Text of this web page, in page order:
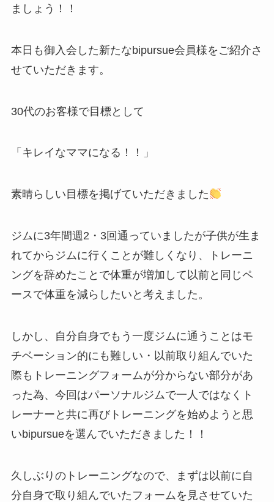
ましょう！！
本日も御入会した新たなbipursue会員様をご紹介さ
せていただきます。
30代のお客様で目標として
「キレイなママになる！！」
素晴らしい目標を掲げていただきました
ジムに3年間週2・3回通っていましたが子供が生ま
れてからジムに行くことが難しくなり、トレーニ
ングを辞めたことで体重が増加して以前と同じペ
ースで体重を減らしたいと考えました。
しかし、自分自身でもう一度ジムに通うことはモ
チベーション的にも難しい・以前取り組んでいた
際もトレーニングフォームが分からない部分があ
った為、今回はパーソナルジムで一人ではなくト
レーナーと共に再びトレーニングを始めようと思
いbipursueを選んでいただきました！！
久しぶりのトレーニングなので、まずは以前に自
分自身で取り組んでいたフォームを見させていた